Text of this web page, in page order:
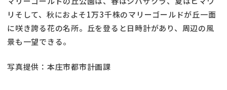
リそして、秋におよそ1万3千株のマリーゴールドが丘一面
に咲き誇る花の名所。丘を登ると日時計があり、周辺の風
景も一望できる。
写真提供：本庄市都市計画課